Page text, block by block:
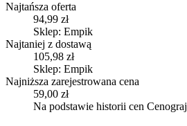
Najtańsza oferta
94,99 zł
Sklep: Empik
Najtaniej z dostawą
105,98 zł
Sklep: Empik
Najniższa zarejestrowana cena
59,00 zł
Na podstawie historii cen Cenograj